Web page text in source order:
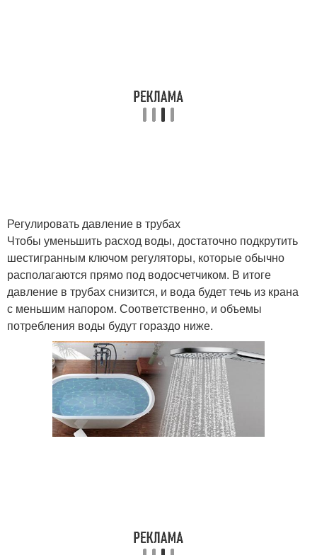
Регулировать давление в трубах
Чтобы уменьшить расход воды, достаточно подкрутить
шестигранным ключом регуляторы, которые обычно
располагаются прямо под водосчетчиком. В итоге
давление в трубах снизится, и вода будет течь из крана
с меньшим напором. Соответственно, и объемы
потребления воды будут гораздо ниже.